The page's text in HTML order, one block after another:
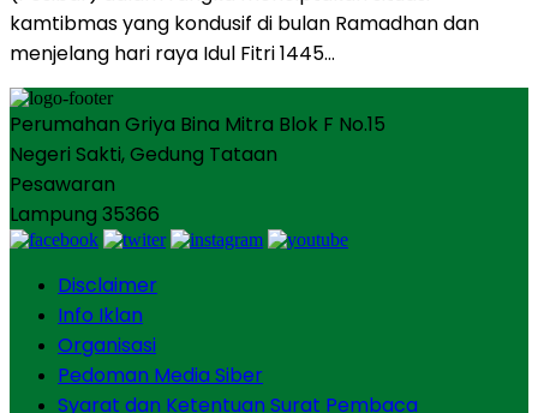
kamtibmas yang kondusif di bulan Ramadhan dan
menjelang hari raya Idul Fitri 1445…
Perumahan Griya Bina Mitra Blok F No.15
Negeri Sakti, Gedung Tataan
Pesawaran
Lampung 35366
Disclaimer
Info Iklan
Organisasi
Pedoman Media Siber
Syarat dan Ketentuan Surat Pembaca